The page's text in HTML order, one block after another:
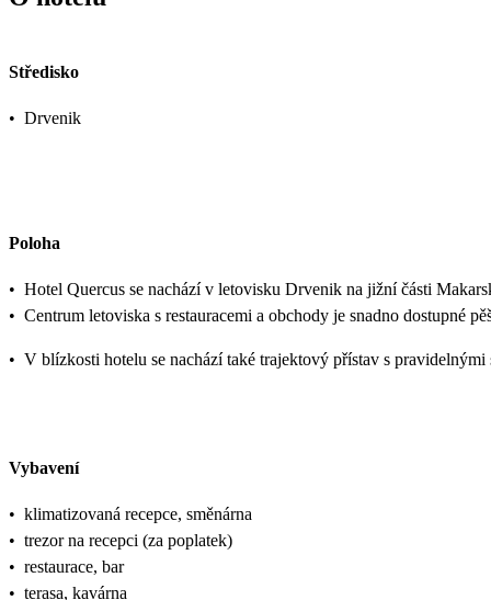
Středisko
• Drvenik
Poloha
• Hotel Quercus se nachází v letovisku Drvenik na jižní části
• Centrum letoviska s restauracemi a obchody je snadno dostupné
• V blízkosti hotelu se nachází také trajektový přístav s
Vybavení
• klimatizovaná recepce, směnárna
• trezor na recepci (za poplatek)
• restaurace, bar
• terasa, kavárna